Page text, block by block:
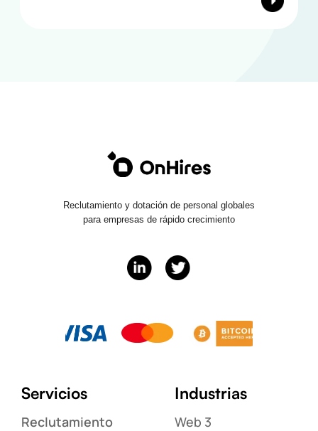
Reclutamiento y dotación de personal globales
para empresas de rápido crecimiento
Servicios
Reclutamiento
Industrias
Web 3